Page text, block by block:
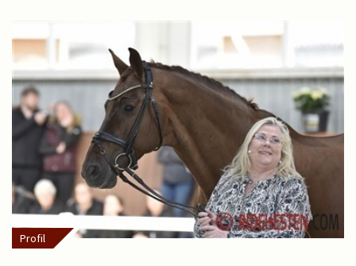
Profil